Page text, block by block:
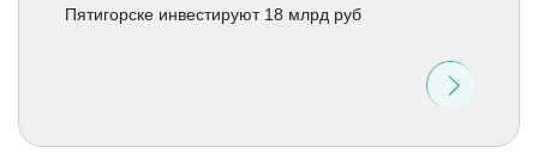
Пятигорске инвестируют 18 млрд руб